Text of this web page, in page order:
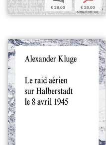
€ 28,00 € 28,00